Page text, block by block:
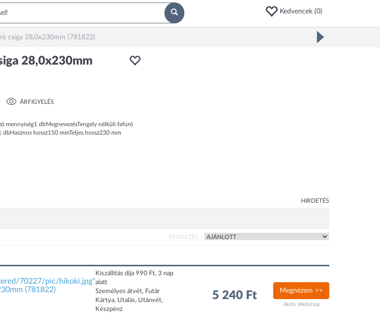
Kedvencek (0)
csiga 28,0x230mm (781822)
28,0x230mm
ÁRFIGYELÉS
mennyiség1 dbMegnevezésTengely nélküli fafúró
hossz150 mmTeljes hossz230 mm
HIRDETÉS
RENDEZÉS /
70227/pic/hikoki.jpg"
(781822)
Kiszállítás díja 990 Ft, 3 nap
alatt
Személyes átvét, Futár
Kártya, Utalás, Utánvét,
Készpénz
5 240 Ft Megnézem >>
Aktív Webshop